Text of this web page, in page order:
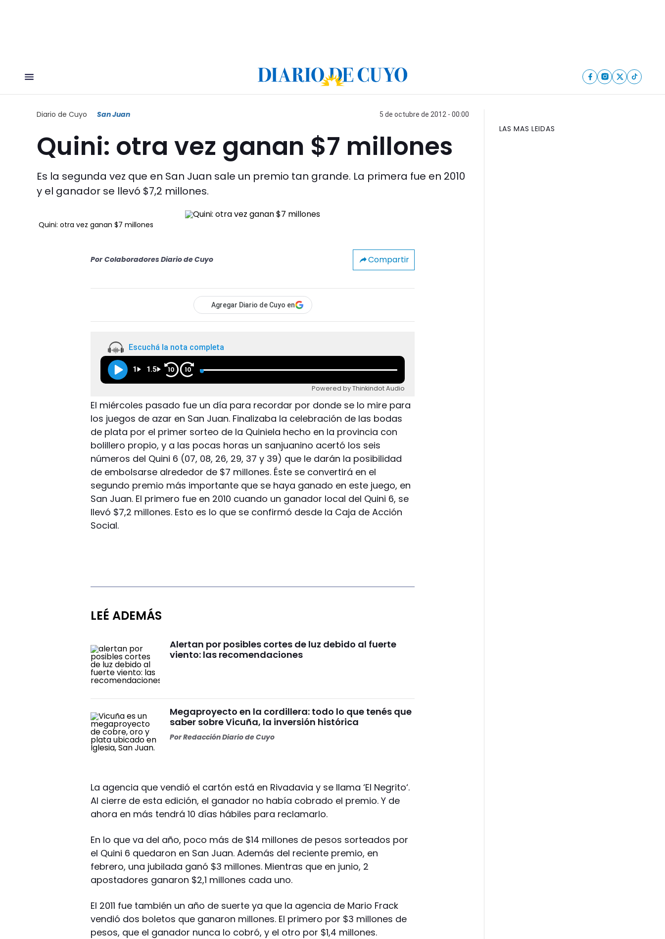
Diario de Cuyo San Juan 5 de octubre de 2012 - 00:00
Quini: otra vez ganan $7 millones
Es la segunda vez que en San Juan sale un premio tan grande. La primera fue en 2010
y el ganador se llevó $7,2 millones.
Quini: otra vez ganan $7 millones
Por Colaboradores Diario de Cuyo Compartir
Agregar Diario de Cuyo en
Escuchá la nota completa
1 1.5 10 10
Powered by Thinkindot Audio
El miércoles pasado fue un día para recordar por donde se lo mire para
los juegos de azar en San Juan. Finalizaba la celebración de las bodas
de plata por el primer sorteo de la Quiniela hecho en la provincia con
bolillero propio, y a las pocas horas un sanjuanino acertó los seis
números del Quini 6 (07, 08, 26, 29, 37 y 39) que le darán la posibilidad
de embolsarse alrededor de $7 millones. Éste se convertirá en el
segundo premio más importante que se haya ganado en este juego, en
San Juan. El primero fue en 2010 cuando un ganador local del Quini 6, se
llevó $7,2 millones. Esto es lo que se confirmó desde la Caja de Acción
Social.
LEÉ ADEMÁS
Alertan por posibles cortes de luz debido al fuerte
viento: las recomendaciones
Megaproyecto en la cordillera: todo lo que tenés que
saber sobre Vicuña, la inversión histórica
PorRedacción Diario de Cuyo
La agencia que vendió el cartón está en Rivadavia y se llama ‘El Negrito‘.
Al cierre de esta edición, el ganador no había cobrado el premio. Y de
ahora en más tendrá 10 días hábiles para reclamarlo.
En lo que va del año, poco más de $14 millones de pesos sorteados por
el Quini 6 quedaron en San Juan. Además del reciente premio, en
febrero, una jubilada ganó $3 millones. Mientras que en junio, 2
apostadores ganaron $2,1 millones cada uno.
El 2011 fue también un año de suerte ya que la agencia de Mario Frack
vendió dos boletos que ganaron millones. El primero por $3 millones de
pesos, que el ganador nunca lo cobró, y el otro por $1,4 millones.
LAS MAS LEIDAS